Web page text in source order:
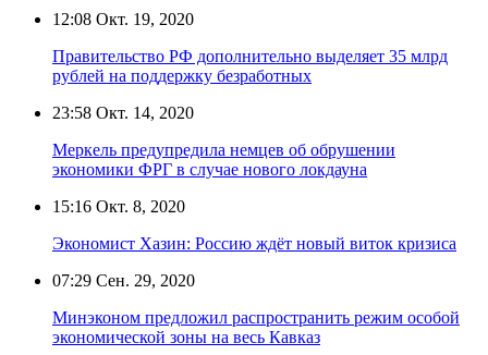
12:08 Окт. 19, 2020
Правительство РФ дополнительно выделяет 35 млрд
рублей на поддержку безработных
23:58 Окт. 14, 2020
Меркель предупредила немцев об обрушении
экономики ФРГ в случае нового локдауна
15:16 Окт. 8, 2020
Экономист Хазин: Россию ждёт новый виток кризиса
07:29 Сен. 29, 2020
Минэконом предложил распространить режим особой
экономической зоны на весь Кавказ